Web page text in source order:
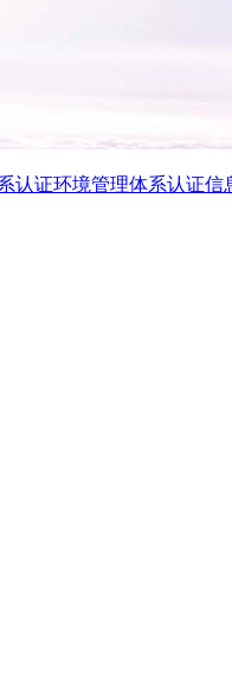
认证环境管理体系认证信